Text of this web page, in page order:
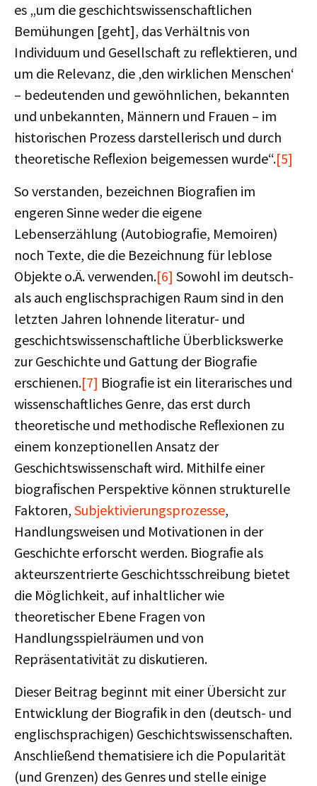
es „um die geschichtswissenschaftlichen
Bemühungen [geht], das Verhältnis von
Individuum und Gesellschaft zu reﬂektieren, und
um die Relevanz, die ‚den wirklichen Menschen‘
– bedeutenden und gewöhnlichen, bekannten
und unbekannten, Männern und Frauen – im
historischen Prozess darstellerisch und durch
theoretische Reﬂexion beigemessen wurde“.[5]
So verstanden, bezeichnen Biograﬁen im
engeren Sinne weder die eigene
Lebenserzählung (Autobiograﬁe, Memoiren)
noch Texte, die die Bezeichnung für leblose
Objekte o.Ä. verwenden.[6] Sowohl im deutsch-
als auch englischsprachigen Raum sind in den
letzten Jahren lohnende literatur- und
geschichtswissenschaftliche Überblickswerke
zur Geschichte und Gattung der Biograﬁe
erschienen.[7] Biograﬁe ist ein literarisches und
wissenschaftliches Genre, das erst durch
theoretische und methodische Reﬂexionen zu
einem konzeptionellen Ansatz der
Geschichtswissenschaft wird. Mithilfe einer
biograﬁschen Perspektive können strukturelle
Faktoren, Subjektivierungsprozesse,
Handlungsweisen und Motivationen in der
Geschichte erforscht werden. Biograﬁe als
akteurszentrierte Geschichtsschreibung bietet
die Möglichkeit, auf inhaltlicher wie
theoretischer Ebene Fragen von
Handlungsspielräumen und von
Repräsentativität zu diskutieren.
Dieser Beitrag beginnt mit einer Übersicht zur
Entwicklung der Biograﬁk in den (deutsch- und
englischsprachigen) Geschichtswissenschaften.
Anschließend thematisiere ich die Popularität
(und Grenzen) des Genres und stelle einige